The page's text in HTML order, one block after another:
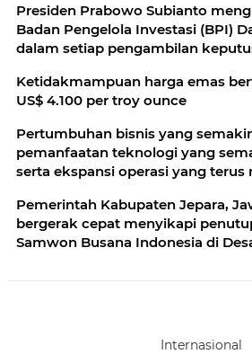
Indonesia (BI) tidak akan
kesinambungan kebijakan
Presiden Prabowo Subianto
Badan Pengelola Investasi (BPI)
dalam setiap pengambilan
Ketidakmampuan harga emas
US$ 4.100 per troy ounce
Pertumbuhan bisnis yang
pemanfaatan teknologi yang
serta ekspansi operasi yang
Pemerintah Kabupaten Jepara,
bergerak cepat menyikapi
Samwon Busana Indonesia di
Internasional